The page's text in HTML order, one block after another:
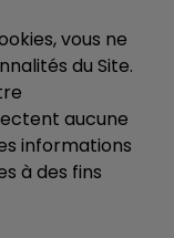
vous ne
du Site.
aucune
informations
à des fins